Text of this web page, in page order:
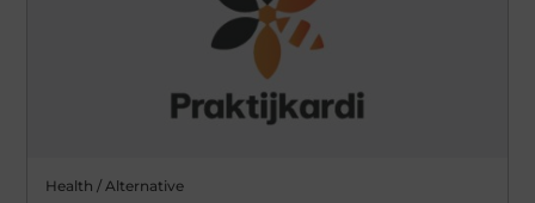
Health / Alternative